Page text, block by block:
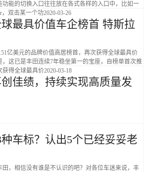
能的切换入口往往放在各式各样的入口中，比如一
，双击某一个功2020-03-26
最具价值车企榜首 特斯拉
亿美元的品牌价值高居榜首，再次获得全球最具价
这已是丰田连续7年稳坐第一的宝座，自榜单首次推
获得全球最具价2020-03-18
佳绩，持续实现高质量发
车标？认出5个已经妥妥老
，相信没有谁是不认识的吧？对各位车迷来说，丰